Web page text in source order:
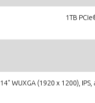
1TB
14" WUXGA (1920 x 1200),